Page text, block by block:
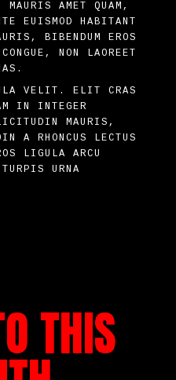
AMET QUAM,
EUISMOD HABITANT
BIBENDUM EROS
NON LAOREET
VELIT. ELIT CRAS
IN INTEGER
MAURIS,
A RHONCUS LECTUS
LIGULA ARCU
URNA
THIS